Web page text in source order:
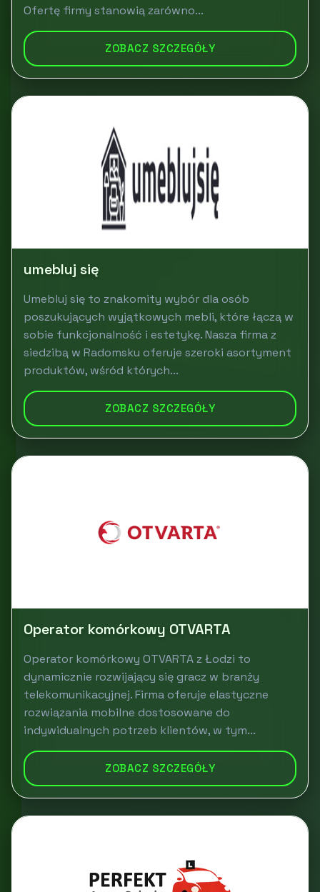
Ofertę firmy stanowią zarówno...
ZOBACZ SZCZEGÓŁY
umebluj się
Umebluj się to znakomity wybór dla osób
poszukujących wyjątkowych mebli, które łączą w
sobie funkcjonalność i estetykę. Nasza firma z
siedzibą w Radomsku oferuje szeroki asortyment
produktów, wśród których...
ZOBACZ SZCZEGÓŁY
Operator komórkowy OTVARTA
Operator komórkowy OTVARTA z Łodzi to
dynamicznie rozwijający się gracz w branży
telekomunikacyjnej. Firma oferuje elastyczne
rozwiązania mobilne dostosowane do
indywidualnych potrzeb klientów, w tym...
ZOBACZ SZCZEGÓŁY